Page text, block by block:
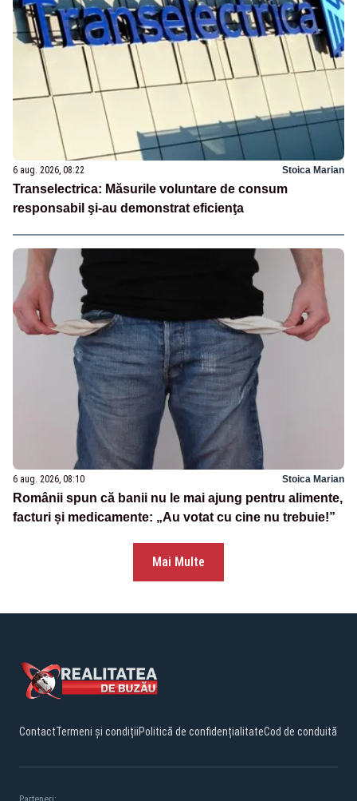
6 aug. 2026, 08:22 Stoica Marian
Transelectrica: Măsurile voluntare de consum
responsabil şi-au demonstrat eficienţa
6 aug. 2026, 08:10 Stoica Marian
Românii spun că banii nu le mai ajung pentru alimente,
facturi și medicamente: „Au votat cu cine nu trebuie!”
Mai Multe
ContactTermeni și condițiiPolitică de confidențialitateCod de conduită